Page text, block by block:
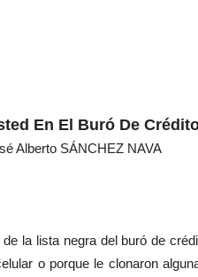
En El Buró De
Alberto SÁNCHEZ NAVA
lista negra del buró de
o porque le clonaron